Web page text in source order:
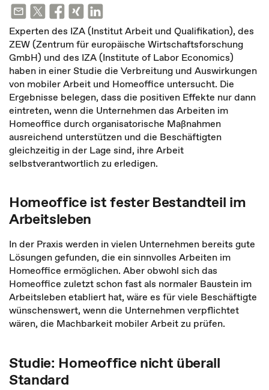
Experten des IZA (Institut Arbeit und Qualifikation), des
ZEW (Zentrum für europäische Wirtschaftsforschung
GmbH) und des IZA (Institute of Labor Economics)
haben in einer Studie die Verbreitung und Auswirkungen
von mobiler Arbeit und Homeoffice untersucht. Die
Ergebnisse belegen, dass die positiven Effekte nur dann
eintreten, wenn die Unternehmen das Arbeiten im
Homeoffice durch organisatorische Maßnahmen
ausreichend unterstützen und die Beschäftigten
gleichzeitig in der Lage sind, ihre Arbeit
selbstverantwortlich zu erledigen.
Homeoffice ist fester Bestandteil im
Arbeitsleben
In der Praxis werden in vielen Unternehmen bereits gute
Lösungen gefunden, die ein sinnvolles Arbeiten im
Homeoffice ermöglichen. Aber obwohl sich das
Homeoffice zuletzt schon fast als normaler Baustein im
Arbeitsleben etabliert hat, wäre es für viele Beschäftigte
wünschenswert, wenn die Unternehmen verpflichtet
wären, die Machbarkeit mobiler Arbeit zu prüfen.
Studie: Homeoffice nicht überall
Standard